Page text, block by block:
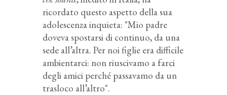
ricordato questo aspetto della sua
adolescenza inquieta: "Mio padre
doveva spostarsi di continuo, da una
sede all’altra. Per noi figlie era difficile
ambientarci: non riuscivamo a farci
degli amici perché passavamo da un
trasloco all’altro".